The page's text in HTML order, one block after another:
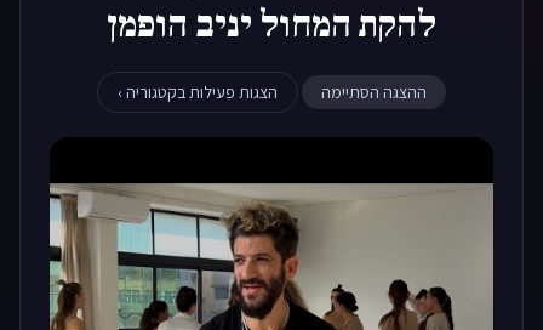
להקת המחול יניב הופמן
ההצגה הסתיימה הצגות פעילות בקטגוריה ›